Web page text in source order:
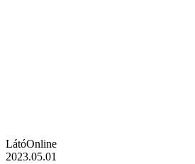
LátóOnline
2023.05.01